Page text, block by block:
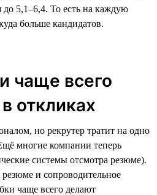
до 5,1–6,4. То есть на каждую
больше кандидатов.
чаще всего
откликах
но рекрутер тратит на одно
многие компании теперь
системы отсмотра резюме).
и сопроводительное
чаще всего делают